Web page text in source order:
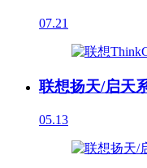
07.21
联想扬天/启天
05.13